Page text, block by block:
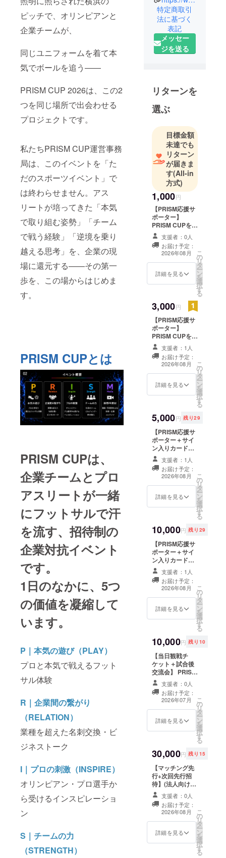
ピッチで、オリンピアンと
企業チームが、
同じユニフォームを着て本
気でボールを追う——
PRISM CUP 2026は、この2
つを同じ場所で出会わせる
プロジェクトです。
私たちPRISM CUP運営事務
局は、このイベントを「た
だのスポーツイベント」で
は終わらせません。アス
リートが培ってきた「本気
で取り組む姿勢」「チーム
で戦う経験」「逆境を乗り
越える思考」を、企業の現
場に還元する——その第一
歩を、この場からはじめま
す。
PRISM CUPとは
PRISM CUPは、
企業チームとプロ
アスリートが一緒
にフットサルで汗
を流す、招待制の
企業対抗イベント
です。
1日のなかに、5つ
の価値を凝縮して
います。
P｜本気の遊び（PLAY）
プロと本気で戦えるフット
サル体験
R｜企業間の繋がり
（RELATION）
業種を超えた名刺交換・ビ
ジネストーク
I｜プロの刺激（INSPIRE）
オリンピアン・プロ選手か
ら受けるインスピレーショ
ン
S｜チームの力
（STRENGTH）
特定商取引
法に基づく
表記
メッセー
ジを送る
リターンを
選ぶ
目標金額
未達でも
リターン
が届きま
す(All-in
方式)
1,000円
【PRISM応援サ
ポーター】
PRISM CUPを応
援してくださる
方へのサポー
タープランで
す。 ・PRISM
CUPチームから
のお礼メッセー
ジ動画 （収録時
間：約2分／メー
してお送りしま
す） ・イベント
後の活動報告
メール ※このリ
ターンは¥3,000
のリターンと同
じ内容です。金
額は応援の気持
ちに合わせてお
支援者：0人
お届け予定：
2026年08月
詳細を見る
こ
の
リ
タ
ー
ン
を
選
択
す
る
3,000円
【PRISM応援サ
ポーター】
PRISM CUPを応
援してくださる
方へのサポー
タープランで
す。 ・PRISM
CUPチームから
のお礼メッセー
ジ動画 （収録時
間：約2分／メー
してお送りしま
す） ・イベント
後の活動報告
メール ※このリ
ターンは¥1,000
のリターンと同
じ内容です。金
額は応援の気持
ちに合わせてお
支援者：1人
お届け予定：
2026年08月
詳細を見る
こ
の
リ
タ
ー
ン
を
選
択
す
る
5,000円 残り29
【PRISM応援サ
ポーター＋サイ
ン入りカード】
PRISM CUPを応
援してくださる
方への、特別サ
ポータープラン
です。 参加選手
の直筆サイン入
PRISM CUPチー
ムからのお礼
メッセージ動画
（収録時間：約2
分／メールに
URLを記載して
お送りします）
・イベント後の
活動報告メール
・参加選手直筆
ド（郵送） ※こ
のリターンは
容です。金額は
応援の気持ちに
合わせてお選び
ください。
支援者：1人
お届け予定：
2026年08月
詳細を見る
こ
の
リ
タ
ー
ン
を
選
択
す
る
10,000円 残り29
【PRISM応援サ
ポーター＋サイ
ン入りカード】
PRISM CUPを応
援してくださる
方への、特別サ
ポータープラン
です。 参加選手
の直筆サイン入
PRISM CUPチー
ムからのお礼
メッセージ動画
（収録時間：約2
分／メールに
URLを記載して
お送りします）
・イベント後の
活動報告メール
・参加選手直筆
ド（郵送） ※こ
のリターンは
す。金額は応援
の気持ちに合わ
せてお選びくだ
さい。
支援者：1人
お届け予定：
2026年08月
詳細を見る
こ
の
リ
タ
ー
ン
を
選
択
す
る
10,000円 残り10
【当日観戦チ
ケット＋試合後
交流会】 PRISM
CUP当日の観戦
と、試合後の交
流会にご参加い
ただけるプラン
です。プロアス
リート・参加企
・7月4日PRISM
CUP当日の観戦
チケット ・試合
後の交流タイム
への参加権 【開
催詳細】 ・日
時：2026年7月4
日（土）
18:00〜
は試合後） ・場
所：アソビル
支援者：0人
お届け予定：
2026年07月
詳細を見る
こ
の
リ
タ
ー
ン
を
選
択
す
る
30,000円 残り15
【マッチング先
行+次回先行招
待】(法人向け)
現在、PRISM
CUP運営事務局
では、アスリー
トと企業をつな
ぐ新しい仕組み
の開発を進めて
います。2026年
支援者：0人
お届け予定：
2026年08月
詳細を見る
こ
の
リ
タ
ー
ン
を
選
択
す
る